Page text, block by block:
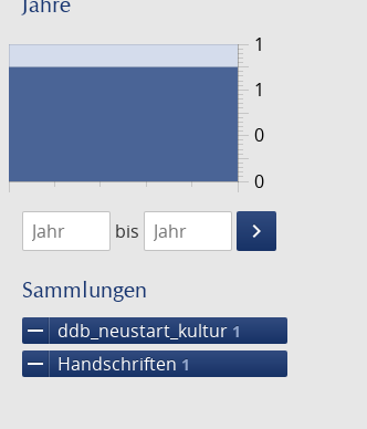
0
1
0
1
1474
1475
bis
keyboard_arrow_right
Suche
Sammlungen
remove ddb_neustart_kultur 1
remove Handschriften 1